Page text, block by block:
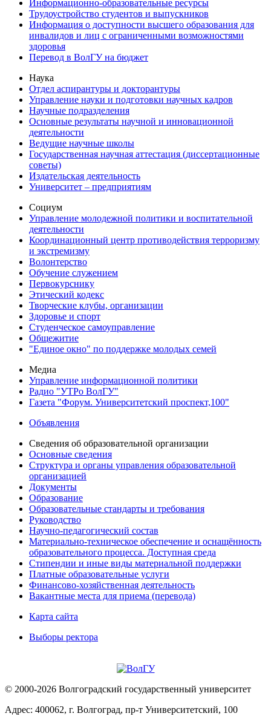
Информационно-образовательные ресурсы
Трудоустройство студентов и выпускников
Информация о доступности высшего образования для
инвалидов и лиц с ограниченными возможностями
здоровья
Перевод в ВолГУ на бюджет
Наука
Отдел аспирантуры и докторантуры
Управление науки и подготовки научных кадров
Научные подразделения
Основные результаты научной и инновационной
деятельности
Ведущие научные школы
Государственная научная аттестация (диссертационные
советы)
Издательская деятельность
Университет – предприятиям
Социум
Управление молодежной политики и воспитательной
деятельности
Координационный центр противодействия терроризму
и экстремизму
Волонтерство
Обучение служением
Первокурснику
Этический кодекс
Творческие клубы, организации
Здоровье и спорт
Студенческое самоуправление
Общежитие
"Единое окно" по поддержке молодых семей
Медиа
Управление информационной политики
Радио "УТРо ВолГУ"
Газета "Форум. Университетский проспект,100"
Объявления
Сведения об образовательной организации
Основные сведения
Структура и органы управления образовательной
организацией
Документы
Образование
Образовательные стандарты и требования
Руководство
Научно-педагогический состав
Материально-техническое обеспечение и оснащённость
образовательного процесса. Доступная среда
Стипендии и иные виды материальной поддержки
Платные образовательные услуги
Финансово-хозяйственная деятельность
Вакантные места для приема (перевода)
Карта сайта
Выборы ректора
© 2000-2026 Волгоградский государственный университет
Адрес: 400062, г. Волгоград, пр-т Университетский, 100